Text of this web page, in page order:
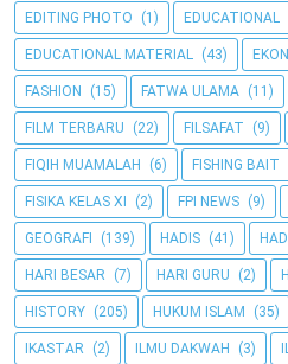
EDITING PHOTO (1) EDUCATIONAL
EDUCATIONAL MATERIAL (43)
FASHION (15) FATWA ULAMA (11)
FILM TERBARU (22) FILSAFAT (9)
FIQIH MUAMALAH (6) FISHING BAIT
FISIKA KELAS XI (2) FPI NEWS (9)
GEOGRAFI (139) HADIS (41)
HARI BESAR (7) HARI GURU (2)
HISTORY (205) HUKUM ISLAM (35)
IKASTAR (2) ILMU DAKWAH (3)